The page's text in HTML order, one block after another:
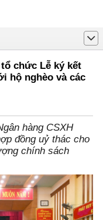
tổ chức Lễ ký kết
hộ nghèo và các
hàng CSXH
đồng uỷ thác cho
chính sách